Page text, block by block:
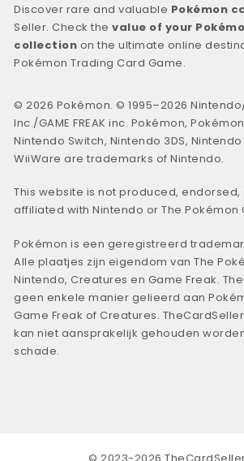
Discover rare and valuable Pokémon
Seller. Check thevalue of your
collection on the ultimate online
Pokémon Trading Card Game.
© 2026 Pokémon. © 1995–2026
Inc./GAME FREAK inc. Pokémon,
Nintendo Switch, Nintendo 3DS, Nintendo
WiiWare are trademarks of Nintendo.
This website is not produced,
affiliated with Nintendo or The Pokémon
Pokémon is een geregistreerd
Alle plaatjes zijn eigendom van The
Nintendo, Creatures en Game Freak.
geen enkele manier gelieerd aan
Game Freak of Creatures.
kan niet aansprakelijk gehouden
schade.
© 2023-2026